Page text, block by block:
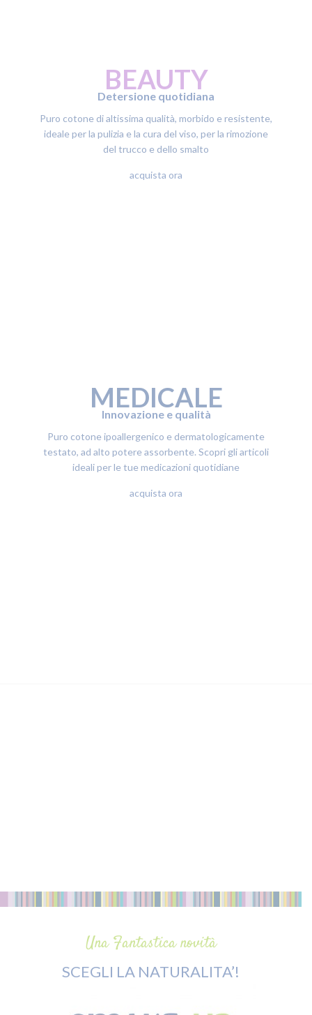
BEAUTY
Detersione quotidiana
Puro cotone di altissima qualità, morbido e resistente,
ideale per la pulizia e la cura del viso, per la rimozione
del trucco e dello smalto
acquista ora
MEDICALE
Innovazione e qualità
Puro cotone ipoallergenico e dermatologicamente
testato, ad alto potere assorbente. Scopri gli articoli
ideali per le tue medicazioni quotidiane
acquista ora
Una Fantastica novità
SCEGLI LA NATURALITA’!